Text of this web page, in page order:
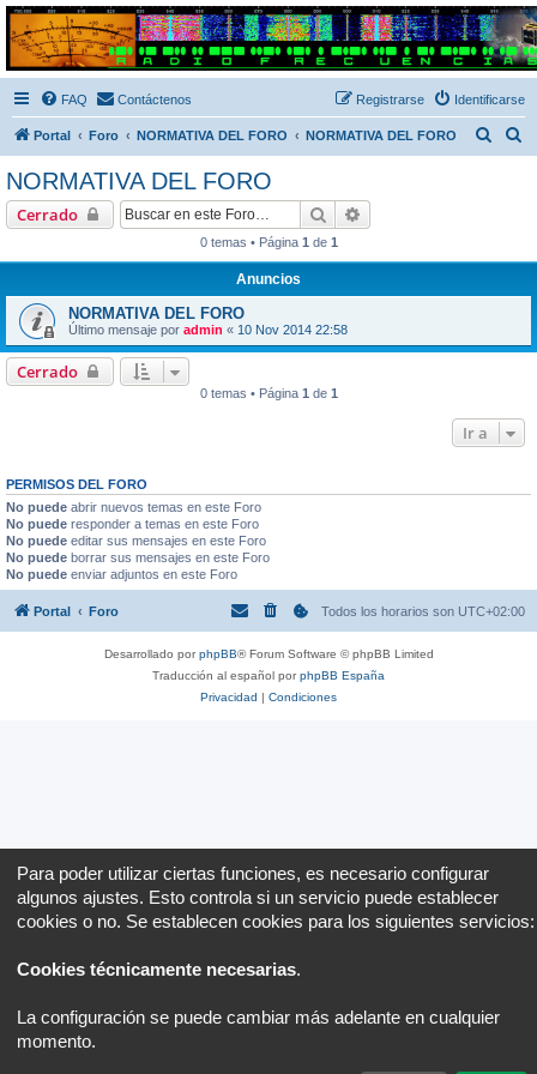
Radio Frecuencias
Foro de Radio Frecuencias
FAQ Contáctenos Identificarse
Registrarse
Portal Foro NORMATIVA DEL FORO NORMATIVA DEL FORO
NORMATIVA DEL FORO
Cerrado Buscar
0 temas • Página 1 de 1
Anuncios
NORMATIVA DEL FORO
Último mensaje por admin « 10 Nov 2014 22:58
Cerrado
0 temas • Página 1 de 1
Ir a
PERMISOS DEL FORO
No puede abrir nuevos temas en este Foro
No puede responder a temas en este Foro
No puede editar sus mensajes en este Foro
No puede borrar sus mensajes en este Foro
No puede enviar adjuntos en este Foro
Portal Foro Todos los horarios son UTC+02:00
Desarrollado porphpBB® Forum Software © phpBB Limited
Traducción al español porphpBB España
Privacidad | Condiciones
Para poder utilizar ciertas funciones, es necesario configurar
algunos ajustes. Esto controla si un servicio puede establecer
cookies o no. Se establecen cookies para los siguientes servicios:
Cookies técnicamente necesarias.
La configuración se puede cambiar más adelante en cualquier
momento.